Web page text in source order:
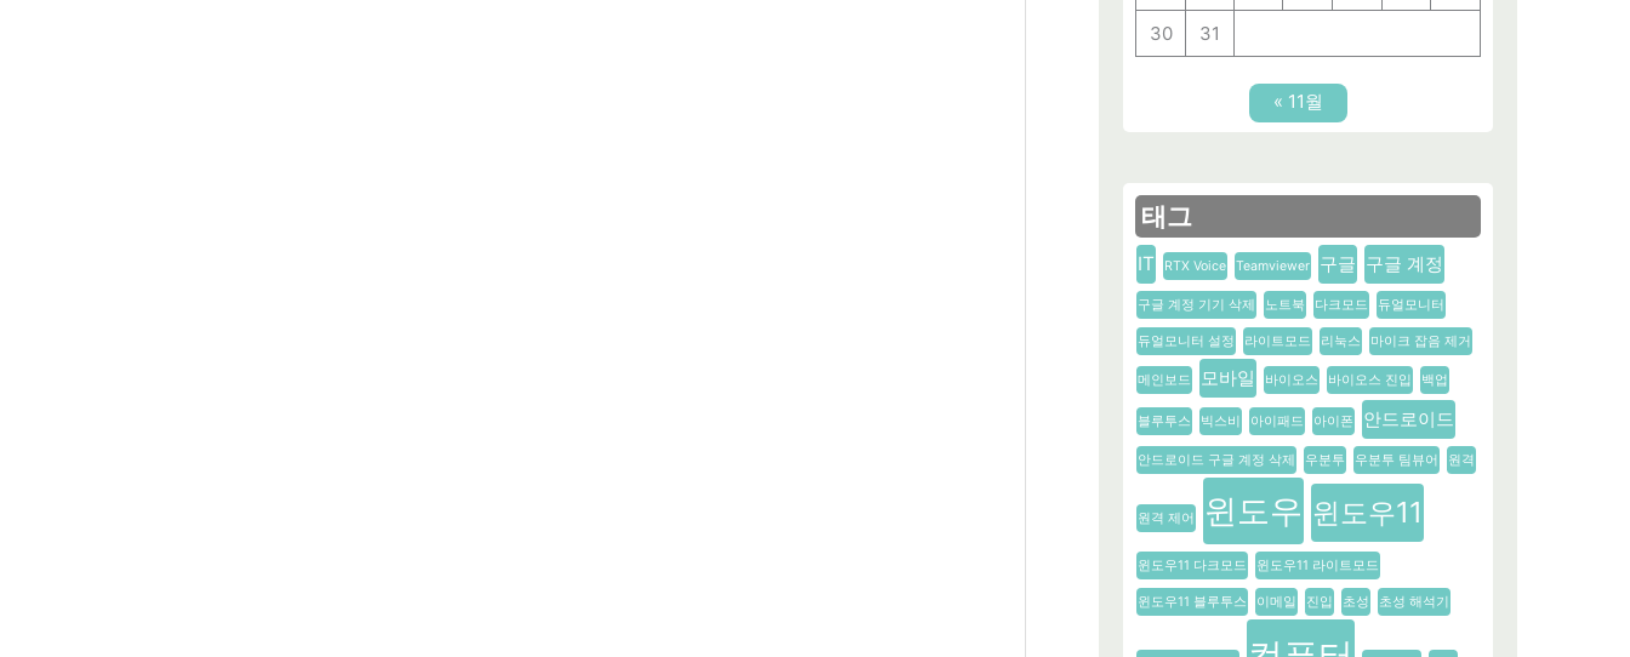
30
31
« 11월
태그
IT RTX Voice Teamviewer 구글 구글 계정
구글 계정 기기 삭제 노트북 다크모드 듀얼모니터
듀얼모니터 설정 라이트모드 리눅스 마이크 잡음 제거
메인보드 모바일 바이오스 바이오스 진입 백업
블루투스 빅스비 아이패드 아이폰 안드로이드
안드로이드 구글 계정 삭제 우분투 우분투 팀뷰어 원격
원격 제어 윈도우 윈도우11
윈도우11 다크모드 윈도우11 라이트모드
윈도우11 블루투스 이메일 진입 초성 초성 해석기